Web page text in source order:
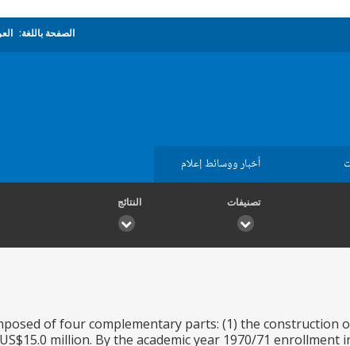
الصفحة باللغة:
أخبار ووسائط إعلام
تصنيفات النتائج
of four complementary parts: (1) the construction
million. By the academic year 1970/71